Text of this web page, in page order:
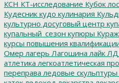
КСН КТ-исследование Кубок
Кудесник кудо кулинария
культурно досуговый центр
купальный_сезон купюры Кураж
курсы повышения
Омер лагерь Лагошина лайк
атлетика легкоатлетическая
переправа ледовые скульптуры